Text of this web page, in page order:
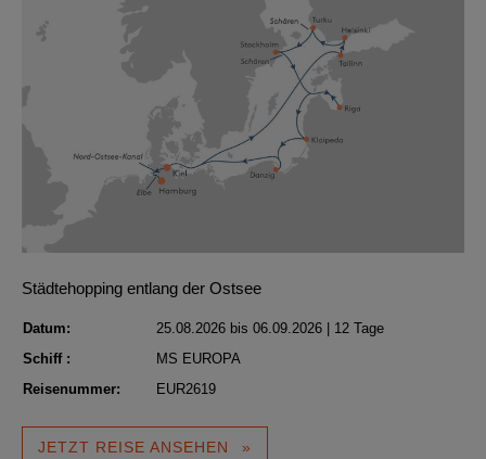
Städtehopping entlang der Ostsee
Datum:
25.08.2026 bis 06.09.2026 | 12 Tage
Schiff :
MS EUROPA
Reisenummer:
EUR2619
JETZT REISE ANSEHEN